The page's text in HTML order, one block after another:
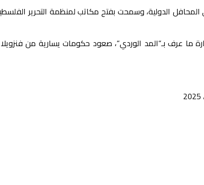
الدولية، وسمحت بفتح مكاتب لمنظمة التحرير
بـ”المد الوردي”، صعود حكومات يسارية من فنزويلا